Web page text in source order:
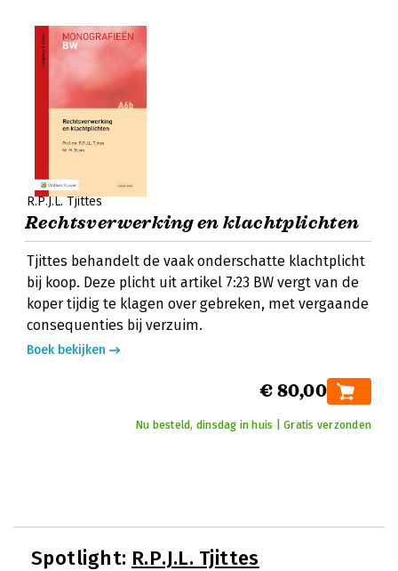
R.P.J.L. Tjittes
Rechtsverwerking en klachtplichten
Tjittes behandelt de vaak onderschatte klachtplicht
bij koop. Deze plicht uit artikel 7:23 BW vergt van de
koper tijdig te klagen over gebreken, met vergaande
consequenties bij verzuim.
Boek bekijken
€ 80,00
Nu besteld, dinsdag in huis | Gratis verzonden
Spotlight: R.P.J.L. Tjittes